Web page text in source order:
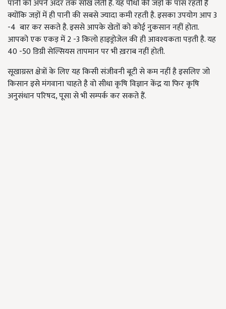
पानी को अपने अंदर तक सोख लेती है. यह पौधों की जड़ों के पास रहती है
क्योंकि जड़ों में ही पानी की सबसे ज्यादा कमी रहती है. इसका उपयोग आप 3
-4 बार कर सकते है. इससे आपके खेतों को कोई नुकसान नहीं होता.
आपको एक एकड़ में 2 -3 किलो हाइड्रोजेल की ही आवश्यकता पड़ती है. यह
40 -50 डिग्री सेल्सियस तापमान पर भी ख़राब नहीं होती.
सूखाग्रस्त क्षेत्रों के लिए यह किसी संजीवनी बूटी से कम नहीं है इसलिए जो
किसान इसे मंगवाना चाहते है वो सीधा कृषि विज्ञान केंद्र या फिर कृषि
अनुसंधान परिषद, पूसा से भी सम्पर्क कर सकते हैं.